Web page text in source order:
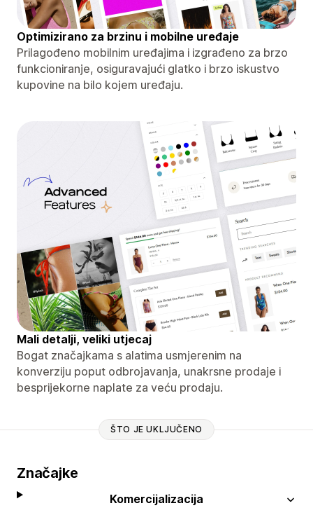
Optimizirano za brzinu i mobilne uređaje
Prilagođeno mobilnim uređajima i izgrađeno za brzo
funkcioniranje, osiguravajući glatko i brzo iskustvo
kupovine na bilo kojem uređaju.
Mali detalji, veliki utjecaj
Bogat značajkama s alatima usmjerenim na
konverziju poput odbrojavanja, unakrsne prodaje i
besprijekorne naplate za veću prodaju.
ŠTO JE UKLJUČENO
Značajke
Komercijalizacija